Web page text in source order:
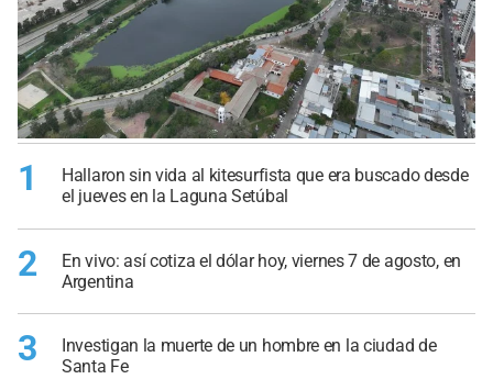
1
Hallaron sin vida al kitesurfista que era buscado desde
el jueves en la Laguna Setúbal
2
En vivo: así cotiza el dólar hoy, viernes 7 de agosto, en
Argentina
3
Investigan la muerte de un hombre en la ciudad de
Santa Fe